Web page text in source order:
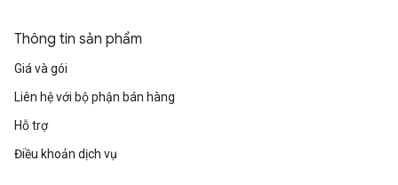
Thông tin sản phẩm
Giá và gói
Liên hệ với bộ phận bán hàng
Hỗ trợ
Điều khoản dịch vụ